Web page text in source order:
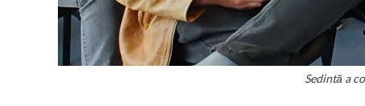
Sedintă a